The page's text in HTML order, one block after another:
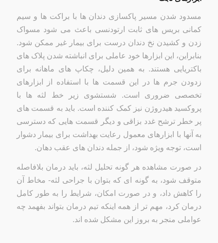
مسدود شدن مسیر پاکسازی دندان ها با براکت ها و سیم
کمانی بریس های ثابت ارتودنسی باعث می شود مسواک
زدن و کشیدن نخ دندان درست برای بیمار غیر ممکن شود.
بنابراین، این ابزارها خود عاملی برای انباشته شدن پلاک های
باکتریایی هستند. به همین دلیل، چکاپ های ماهانه برای
زدودن جرم ها در این قسمت ها با استفاده از ابزارهای
تخصصی ضروری است. شستشوی زیر خط لثه ها با
پروکسید هیدروژن نیز کمک کننده است. باید به قسمت های
پر خطر ترشح غدد بزاقی و دیگر قسمت هایی که دسترسی
به آنها با ابزارهای معمول رعایت بهداشت برای بیمار دشوار
است، توجه ویژه شود، از جمله دندان های عقب دهان.
در صورت مشاهده هر گونه تحلیل لثه، باید درمان بلافاصله
متوقف شود، به گونه ای که بتوان با جراحی لثه- مخاط آن
را کاهش داد، و در صورت امکان، شرایط را به طور کامل
درمان کرد، مهم تر از همه اینکه تیم درمان بتواند بفهمد چه
عواملی منجر به بروز این مشکل شده اند.